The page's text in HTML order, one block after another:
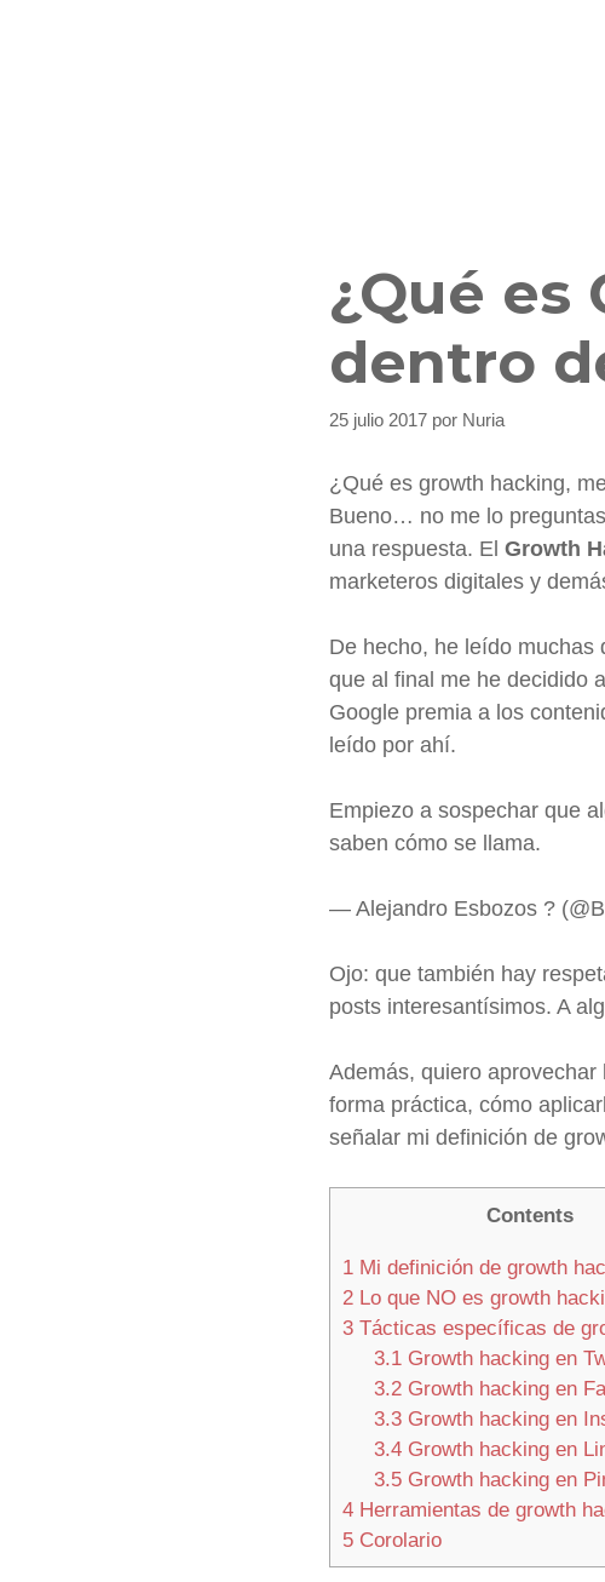
¿Qué
dentro
25 julio 2017 por Nuria
¿Qué es growth hacking,
Bueno… no me lo
una respuesta. El Growth
marketeros digitales y
De hecho, he leído muchas
que al final me he decidido
Google premia a los
leído por ahí.
Empiezo a sospechar que
saben cómo se llama.
— Alejandro Esbozos ?
Ojo: que también hay
posts interesantísimos. A
Además, quiero
forma práctica, cómo
señalar mi definición de
Contents
1 Mi definición de growth
2 Lo que NO es growth
3 Tácticas específicas de
3.1Growth hacking en
3.2Growth hacking en
3.3Growth hacking en
3.4Growth hacking en
3.5Growth hacking en
4 Herramientas de growth
5 Corolario